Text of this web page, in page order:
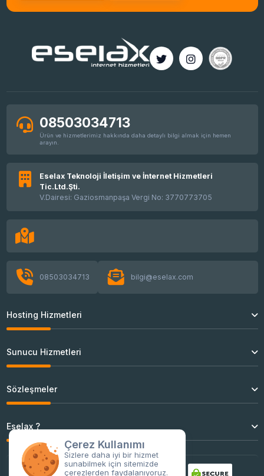
Basit HestiaCP Kurulumu
Mailcow Config Dosyası Oluşturma - SSH
AlmaLinux GPG check FAILED Hatası ve
Linux En Çok RAM Tüketen Siteyi Bulma
08503034713
Ürün ve hizmetlerimiz hakkında daha detaylı bilgi almak için hemen
arayın.
Eselax Teknoloji İletişim ve İnternet Hizmetleri
Tic.Ltd.Şti.
V.Dairesi: Gaziosmanpaşa Vergi No: 3770773705
08503034713 bilgi@eselax.com
Hosting Hizmetleri
Sunucu Hizmetleri
Sözleşmeler
Eselax ?
Çerez Kullanımı
Sizlere daha iyi bir hizmet
sunabilmek için sitemizde
çerezlerden faydalanıyoruz.